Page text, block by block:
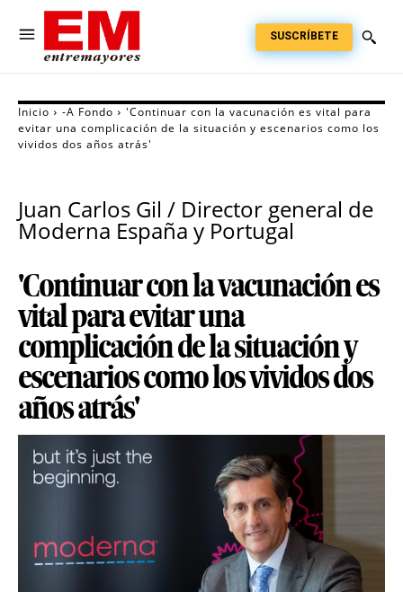
SUSCRÍBETE
Inicio -A Fondo
'Continuar con la vacunación es vital para
evitar una complicación de la situación y escenarios como los
vividos dos años atrás'
Juan Carlos Gil / Director general de
Moderna España y Portugal
'Continuar con la vacunación es
vital para evitar una
complicación de la situación y
escenarios como los vividos dos
años atrás'